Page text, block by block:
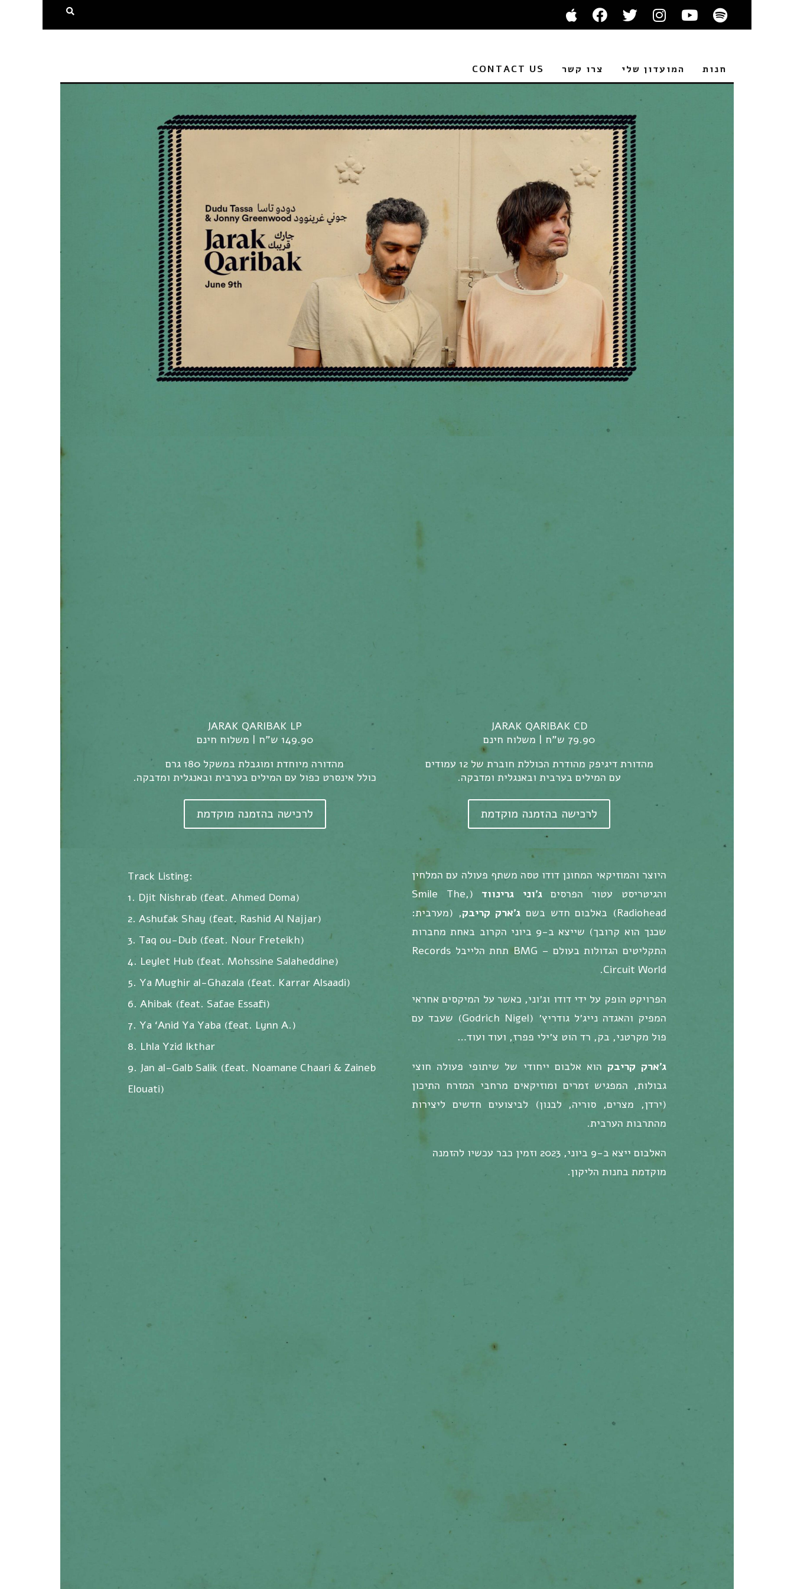
חנות המועדון שלי צרו קשר CONTACT US
JARAK QARIBAK LP
149.90 ש"ח | משלוח חינם
מהדורה מיוחדת ומוגבלת במשקל 180 גרם
כולל אינסרט כפול עם המילים בערבית ובאנגלית ומדבקה.
לרכישה בהזמנה מוקדמת
JARAK QARIBAK CD
79.90 ש"ח | משלוח חינם
מהדורת דיגיפק מהודרת הכוללת חוברת של 12 עמודים
עם המילים בערבית ובאנגלית ומדבקה.
לרכישה בהזמנה מוקדמת
Track Listing:
1. Djit Nishrab (feat. Ahmed Doma)
2. Ashufak Shay (feat. Rashid Al Najjar)
3. Taq ou-Dub (feat. Nour Freteikh)
4. Leylet Hub (feat. Mohssine Salaheddine)
5. Ya Mughir al-Ghazala (feat. Karrar Alsaadi)
6. Ahibak (feat. Safae Essafi)
7. Ya ‘Anid Ya Yaba (feat. Lynn A.)
8. Lhla Yzid Ikthar
9. Jan al-Galb Salik (feat. Noamane Chaari & Zaineb
Elouati)
היוצר והמוזיקאי המחונן דודו טסה משתף פעולה עם המלחין
והגיטריסט עטור הפרסיםג'וני גרינווד
(Smile The,
Radiohead) באלבום חדש בשם
ג'ארק קריבק, (מערבית:
שכנך הוא קרובך) שייצא ב-9 ביוני הקרוב באחת מחברות
התקליטים הגדולות בעולם – BMG תחת הלייבל Records
Circuit World.
הפרויקט הופק על ידי דודו וג׳וני, כאשר על המיקסים אחראי
המפיק והאגדה נייג׳ל גודריץ׳ (Godrich Nigel) שעבד עם
פול מקרטני, בק, רד הוט צ׳ילי פפרז, ועוד ועוד…
ג'ארק קריבק הוא אלבום ייחודי של שיתופי פעולה חוצי
גבולות, המפגיש זמרים ומוזיקאים מרחבי המזרח התיכון
(ירדן, מצרים, סוריה, לבנון) לביצועים חדשים ליצירות
מהתרבות הערבית.
האלבום ייצא ב-9 ביוני, 2023 וזמין כבר עכשיו להזמנה
מוקדמת בחנות הליקון.